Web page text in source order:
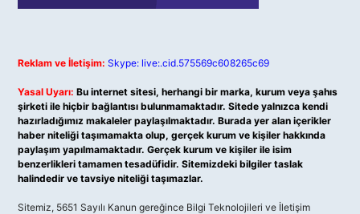
Reklam ve İletişim: Skype: live:.cid.575569c608265c69
Yasal Uyarı: Bu internet sitesi, herhangi bir marka, kurum veya şahıs
şirketi ile hiçbir bağlantısı bulunmamaktadır. Sitede yalnızca kendi
hazırladığımız makaleler paylaşılmaktadır. Burada yer alan içerikler
haber niteliği taşımamakta olup, gerçek kurum ve kişiler hakkında
paylaşım yapılmamaktadır. Gerçek kurum ve kişiler ile isim
benzerlikleri tamamen tesadüfidir. Sitemizdeki bilgiler taslak
halindedir ve tavsiye niteliği taşımazlar.
Sitemiz, 5651 Sayılı Kanun gereğince Bilgi Teknolojileri ve İletişim